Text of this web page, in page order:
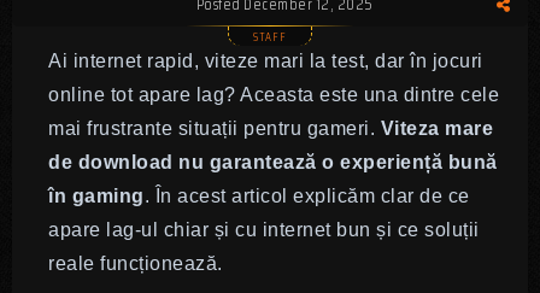
Ai internet rapid, viteze mari la test, dar în jocuri
online tot apare lag? Aceasta este una dintre cele
mai frustrante situații pentru gameri. Viteza mare
de download nu garantează o experiență bună
în gaming. În acest articol explicăm clar de ce
apare lag-ul chiar și cu internet bun și ce soluții
reale funcționează.